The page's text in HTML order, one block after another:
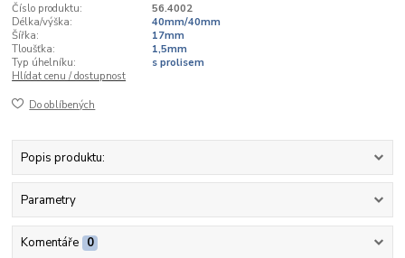
Číslo produktu:
56.4002
Délka/výška:
40mm/40mm
Šířka:
17mm
Tloušťka:
1,5mm
Typ úhelníku:
s prolisem
Hlídat cenu / dostupnost
Do oblíbených
Popis produktu:
Parametry
Komentáře 0